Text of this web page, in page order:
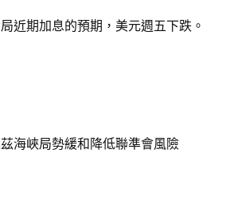
近期加息的預期，美元週五下跌。
海峽局勢緩和降低聯準會風險